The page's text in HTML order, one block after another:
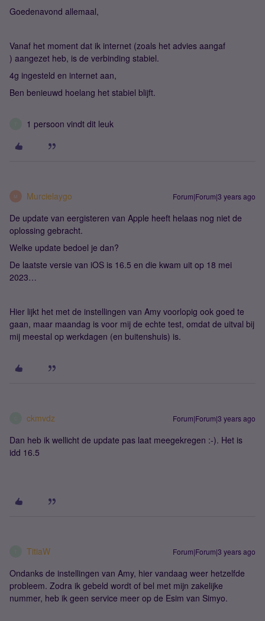
Goedenavond allemaal,
Vanaf het moment dat ik internet (zoals het advies aangaf
) aangezet heb, is de verbinding stabiel.
4g ingesteld en internet aan,
Ben benieuwd hoelang het stabiel blijft.
1 persoon vindt dit leuk
M Murcielaygo Forum|Forum|3 years ago
De update van eergisteren van Apple heeft helaas nog niet de
oplossing gebracht.
Welke update bedoel je dan?
De laatste versie van iOS is 16.5 en die kwam uit op 18 mei
2023…
Hier lijkt het met de instellingen van Amy voorlopig ook goed te
gaan, maar maandag is voor mij de echte test, omdat de uitval bij
mij meestal op werkdagen (en buitenshuis) is.
ckmvdz Forum|Forum|3 years ago
Dan heb ik wellicht de update pas laat meegekregen :-). Het is
idd 16.5
TitiaW Forum|Forum|3 years ago
Ondanks de instellingen van Amy, hier vandaag weer hetzelfde
probleem. Zodra ik gebeld wordt of bel met mijn zakelijke
nummer, heb ik geen service meer op de Esim van Simyo.